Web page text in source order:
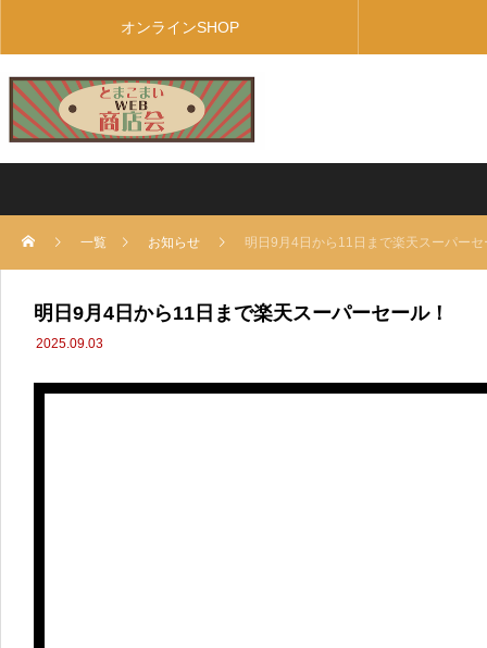
オンラインSHOP
一覧 お知らせ 明日9月4日から11日まで楽天スーパーセ
明日9月4日から11日まで楽天スーパーセール！
2025.09.03